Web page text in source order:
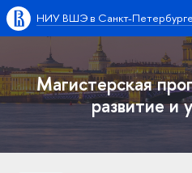
НИУ ВШЭ в Санкт-Петербурге
Магистерская
развитие и